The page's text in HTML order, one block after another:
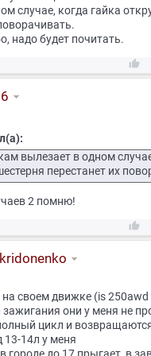
случае, когда гайка
надо будет почитать.

вылезает в одном
перестанет их
2 помню!

на своем движке (is 250awd
они у меня не
цикл и
13-14л у меня